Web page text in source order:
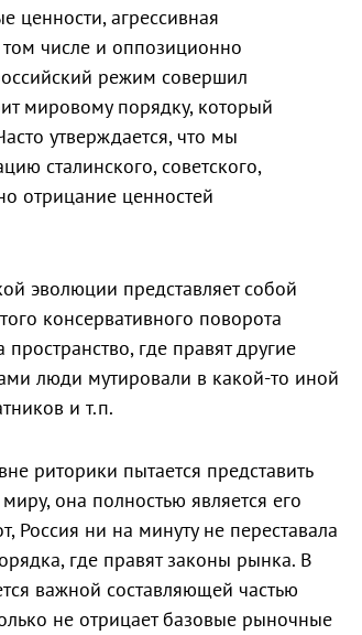
ценности, агрессивная
том числе и оппозиционно
режим совершил
мировому порядку, который
утверждается, что мы
сталинского, советского,
отрицание ценностей
эволюции представляет собой
консервативного поворота
где правят другие
люди мутировали в какой-то иной
и т.п.
риторики пытается представить
она полностью является его
Россия ни на минуту не переставала
где правят законы рынка. В
важной составляющей частью
не отрицает базовые рыночные